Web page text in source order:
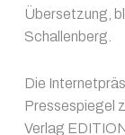
Übersetzung,
Schallenberg.
Die
Pressespiegel
Verlag